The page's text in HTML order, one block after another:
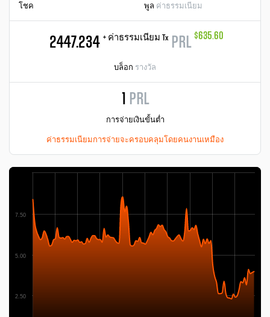
โชค พูล ค่าธรรมเนียม
2447.234 + ค่าธรรมเนียม Tx PRL $635.60
บล็อก รางวัล
1 PRL
การจ่ายเงินขั้นต่ำ
ค่าธรรมเนียมการจ่ายจะครอบคลุมโดยคนงานเหมือง
2.50
5.00
7.50